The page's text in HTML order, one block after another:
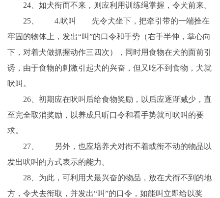
24、如犬衔而不来，则应利用训练绳掌握，令犬前来。
25、 4.吠叫 先令犬坐下，把牵引带的一端拴在
牢固的物体上，发出“叫”的口令和手势（右手半伸，掌心向
下，对着犬做抓握动作三四次），同时用食物在犬的面前引
诱，由于食物的剌激引起犬的兴奋，但又吃不到食物，犬就
吠叫。
26、初期应在吠叫后给食物奖励，以后应逐渐减少，直
至完全取消奖励，以养成只听口令和看手势就可吠叫的要
求。
27、 另外，也应培养犬对衔不着或衔不动的物品以
发出吠叫的方式表示的能力。
28、为此，可利用犬最兴奋的物品，放在犬衔不到的地
方，令犬去衔取，并发出“叫”的口令，如能叫立即给以奖